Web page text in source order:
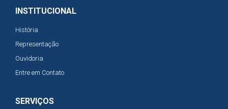
INSTITUCIONAL
História
Representação
Ouvidoria
Entre em Contato
SERVIÇOS